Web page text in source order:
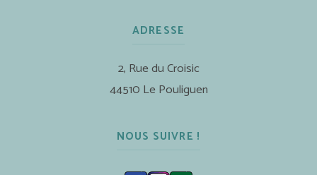
ADRESSE
2, Rue du Croisic
44510 Le Pouliguen
NOUS SUIVRE !